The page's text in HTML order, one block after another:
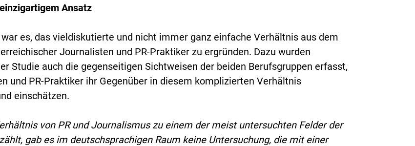
Ansatz
es, das vieldiskutierte und nicht immer ganz einfache Verhältnis aus dem
Journalisten und PR-Praktiker zu ergründen. Dazu wurden
Studie auch die gegenseitigen Sichtweisen der beiden Berufsgruppen erfasst,
und PR-Praktiker ihr Gegenüber in diesem komplizierten Verhältnis
einschätzen.
von PR und Journalismus zu einem der meist untersuchten Felder der
gab es im deutschsprachigen Raum keine Untersuchung, die mit einer